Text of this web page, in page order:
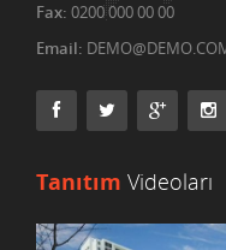
Fax: 0200 000 00 00
Email:
Tanıtım Videoları